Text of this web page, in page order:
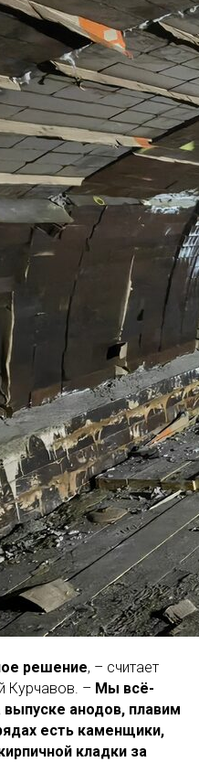
решение, – считает
Курчавов. – Мы всё-
анодов, плавим
есть каменщики,
кладки за